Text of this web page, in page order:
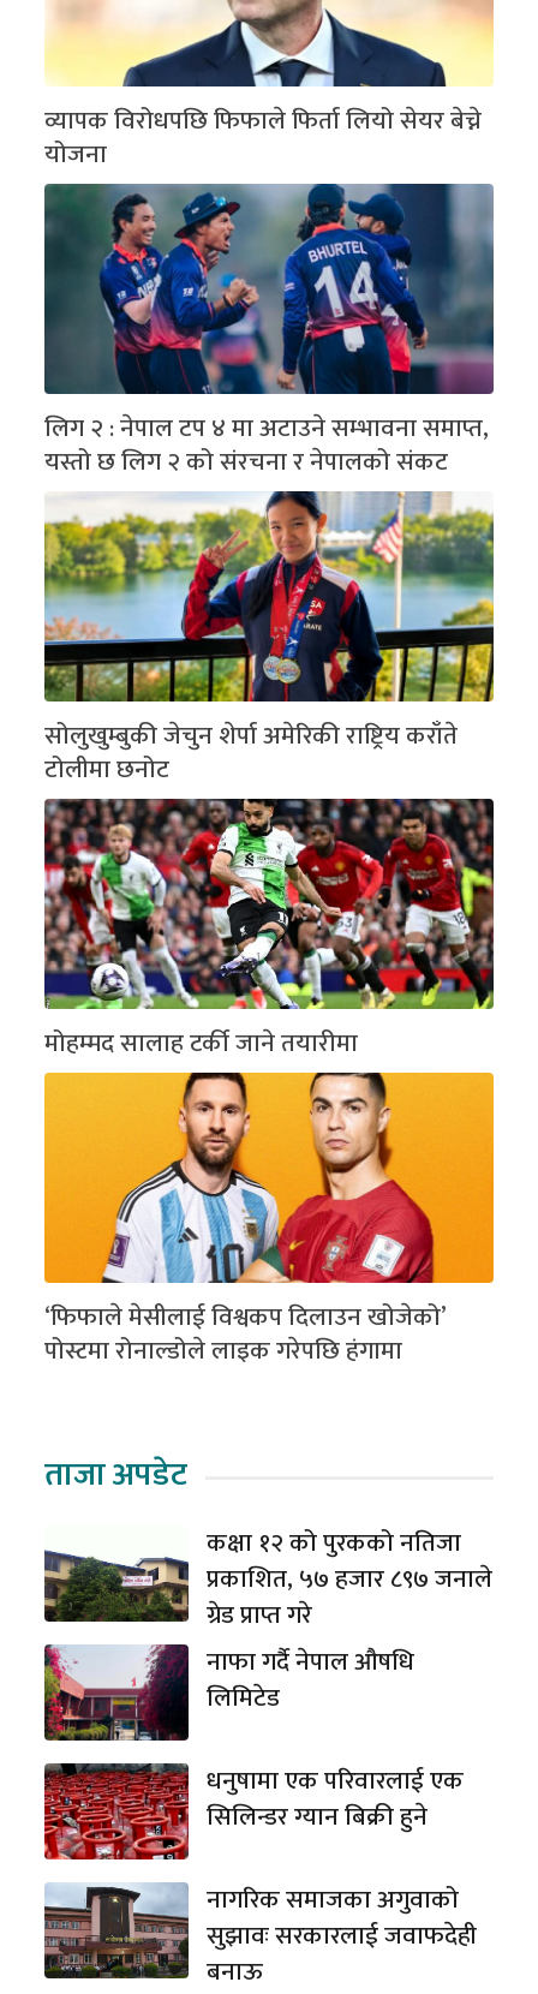
व्यापक विरोधपछि फिफाले फिर्ता लियो सेयर बेच्ने
योजना
लिग २ : नेपाल टप ४ मा अटाउने सम्भावना समाप्त,
यस्तो छ लिग २ को संरचना र नेपालको संकट
सोलुखुम्बुकी जेचुन शेर्पा अमेरिकी राष्ट्रिय कराँते
टोलीमा छनोट
मोहम्मद सालाह टर्की जाने तयारीमा
‘फिफाले मेसीलाई विश्वकप दिलाउन खोजेको’
पोस्टमा रोनाल्डोले लाइक गरेपछि हंगामा
ताजा अपडेट
कक्षा १२ को पुरकको नतिजा
प्रकाशित, ५७ हजार ८९७ जनाले
ग्रेड प्राप्त गरे
नाफा गर्दै नेपाल औषधि
लिमिटेड
धनुषामा एक परिवारलाई एक
सिलिन्डर ग्यान बिक्री हुने
नागरिक समाजका अगुवाको
सुझावः सरकारलाई जवाफदेही
बनाऊ